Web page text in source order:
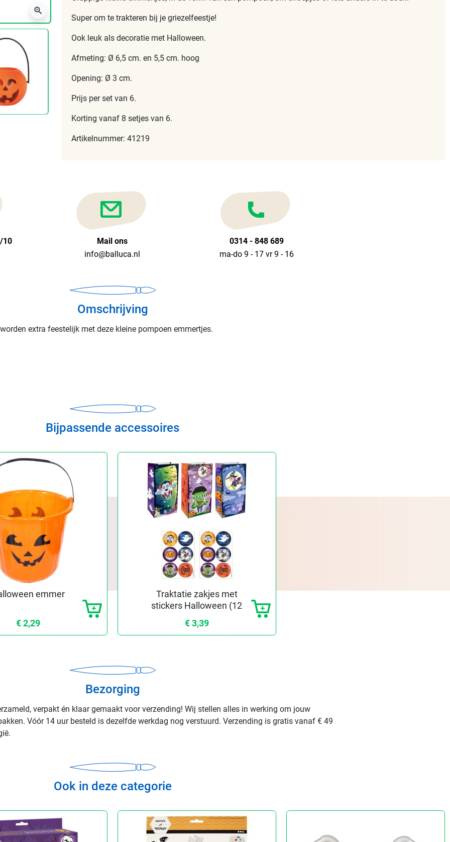
zoom_in
Super om te trakteren bij je griezelfeestje!
Ook leuk als decoratie met Halloween.
Afmeting: Ø 6,5 cm. en 5,5 cm. hoog
Opening: Ø 3 cm.
Prijs per set van 6.
Korting vanaf 8 setjes van 6.
Artikelnummer: 41219
10
Mail ons
info@balluca.nl
0314 - 848 689
ma-do 9 - 17 vr 9 - 16
Omschrijving
extra feestelijk met deze kleine pompoen emmertjes.
Bijpassende accessoires
emmer
€ 2,29
Traktatie zakjes met
stickers Halloween (12
€ 3,39
Bezorging
verpakt én klaar gemaakt voor verzending! Wij stellen alles in werking om jouw
Vóór 14 uur besteld is dezelfde werkdag nog verstuurd. Verzending is gratis vanaf € 49
Ook in deze categorie